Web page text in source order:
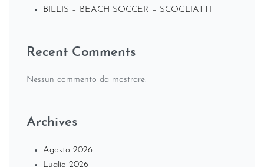
BILLIS – BEACH SOCCER – SCOGLIATTI
Recent Comments
Nessun commento da mostrare.
Archives
Agosto 2026
Luglio 2026